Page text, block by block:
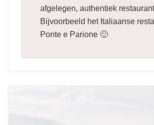
afgelegen, authentiek
Bijvoorbeeld het Italiaanse
Ponte e Parione 🙂